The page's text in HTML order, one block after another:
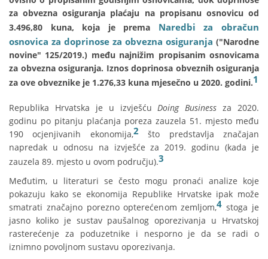
za obvezna osiguranja plaćaju na propisanu osnovicu od
3.496,80 kuna, koja je prema Naredbi za obračun
osnovica za doprinose za obvezna osiguranja ("Narodne
novine" 125/2019.) među najnižim propisanim osnovicama
za obvezna osiguranja. Iznos doprinosa obveznih osiguranja
za ove obveznike je 1.276,33 kuna mjesečno u 2020. godini.1
Republika Hrvatska je u izvješćuDoing Business za 2020.
godinu po pitanju plaćanja poreza zauzela 51. mjesto među
190 ocjenjivanih ekonomija,2 što predstavlja značajan
napredak u odnosu na izvješće za 2019. godinu (kada je
zauzela 89. mjesto u ovom području).3
Međutim, u literaturi se često mogu pronaći analize koje
pokazuju kako se ekonomija Republike Hrvatske ipak može
smatrati značajno porezno opterećenom zemljom,4 stoga je
jasno koliko je sustav paušalnog oporezivanja u Hrvatskoj
rasterećenje za poduzetnike i nesporno je da se radi o
iznimno povoljnom sustavu oporezivanja.